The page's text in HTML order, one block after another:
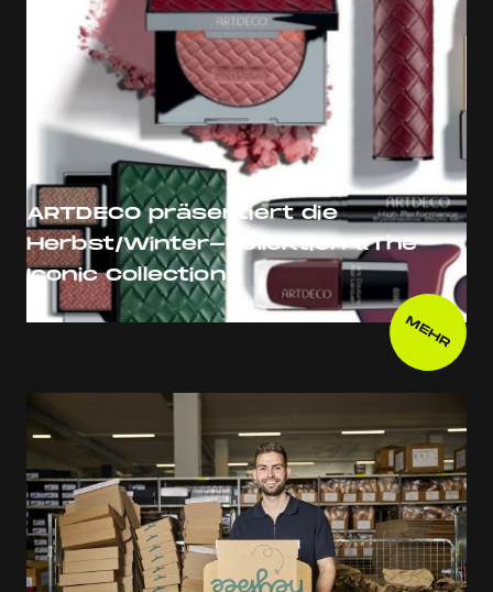
ARTDECO präsentiert die
Herbst/Winter-Kollektion «The
Iconic Collection»
MEHR